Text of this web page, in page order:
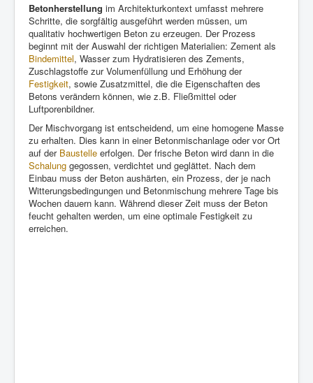
Betonherstellung im Architekturkontext umfasst mehrere
Schritte, die sorgfältig ausgeführt werden müssen, um
qualitativ hochwertigen Beton zu erzeugen. Der Prozess
beginnt mit der Auswahl der richtigen Materialien: Zement als
Bindemittel, Wasser zum Hydratisieren des Zements,
Zuschlagstoffe zur Volumenfüllung und Erhöhung der
Festigkeit, sowie Zusatzmittel, die die Eigenschaften des
Betons verändern können, wie z.B. Fließmittel oder
Luftporenbildner.
Der Mischvorgang ist entscheidend, um eine homogene Masse
zu erhalten. Dies kann in einer Betonmischanlage oder vor Ort
auf der Baustelle erfolgen. Der frische Beton wird dann in die
Schalung gegossen, verdichtet und geglättet. Nach dem
Einbau muss der Beton aushärten, ein Prozess, der je nach
Witterungsbedingungen und Betonmischung mehrere Tage bis
Wochen dauern kann. Während dieser Zeit muss der Beton
feucht gehalten werden, um eine optimale Festigkeit zu
erreichen.